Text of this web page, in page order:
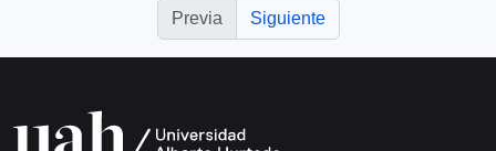
Previa Siguiente